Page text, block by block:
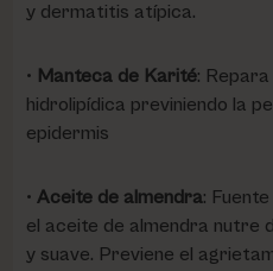
y dermatitis atípica.
• Manteca de Karité:
hidrolipídica previniendo la
epidermis
• Aceite de almendra:
el aceite de almendra nutre
y suave. Previene el